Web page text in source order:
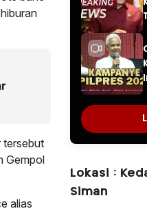
tersebut
Gempol
alias
Lokasi :
Siman